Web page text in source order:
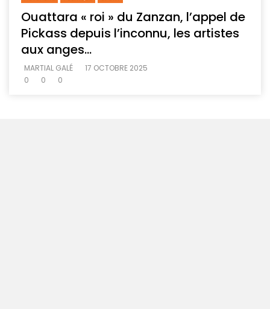
Ouattara « roi » du Zanzan, l’appel de
Pickass depuis l’inconnu, les artistes
aux anges…
MARTIAL GALÉ
17 OCTOBRE 2025
0
0 0